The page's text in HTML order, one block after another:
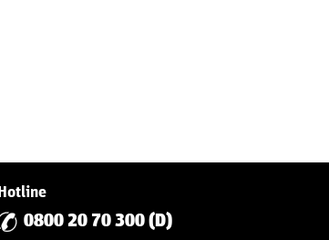
Hotline
0800 20 70 300 (D)